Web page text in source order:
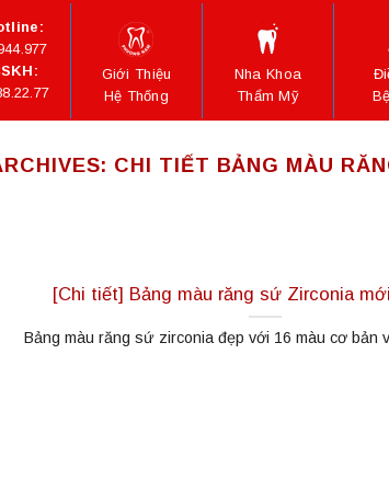
Giới Thiệu
Hệ Thống
Nha Khoa
Thẩm Mỹ
CHI TIẾT BẢNG MÀU
[Chi tiết] Bảng màu răng sứ Zirconia
Bảng màu răng sứ zirconia đẹp với 16 màu cơ bản